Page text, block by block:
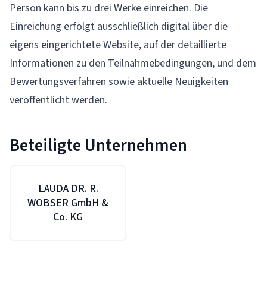
Person kann bis zu drei Werke einreichen. Die
Einreichung erfolgt ausschließlich digital über die
eigens eingerichtete Website, auf der detaillierte
Informationen zu den Teilnahmebedingungen, und dem
Bewertungsverfahren sowie aktuelle Neuigkeiten
veröffentlicht werden.
Beteiligte Unternehmen
LAUDA DR. R.
WOBSER GmbH &
Co. KG